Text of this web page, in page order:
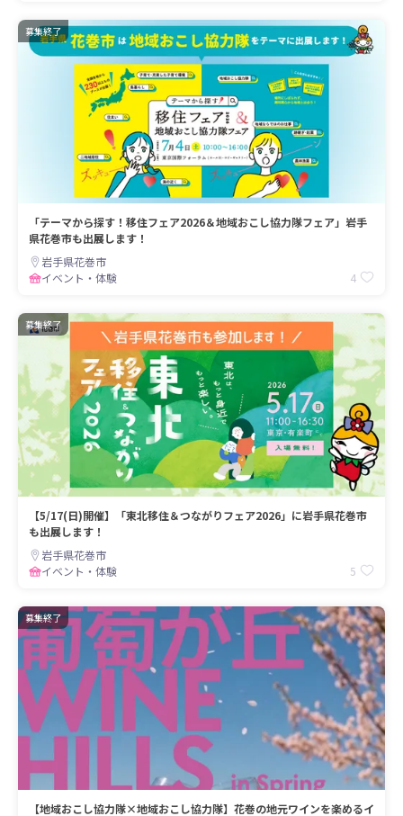
募集終了
「テーマから探す！移住フェア2026＆地域おこし協力隊フェア」岩手
県花巻市も出展します！
岩手県花巻市
イベント・体験
4
募集終了
【5/17(日)開催】「東北移住＆つながりフェア2026」に岩手県花巻市
も出展します！
岩手県花巻市
イベント・体験
5
募集終了
【地域おこし協力隊×地域おこし協力隊】花巻の地元ワインを楽めるイ